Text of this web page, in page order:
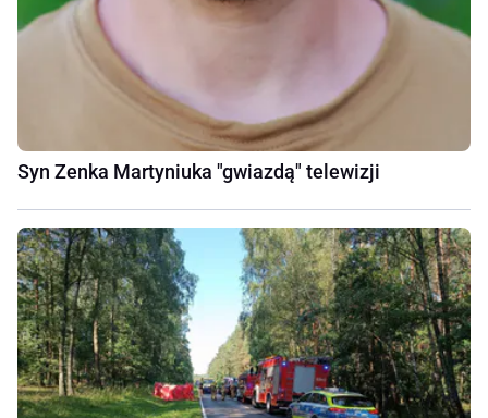
Syn Zenka Martyniuka "gwiazdą" telewizji